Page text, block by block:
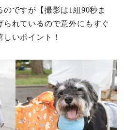
ですが【撮影は1組90秒ま
られているので意外にもすぐ
いポイント！